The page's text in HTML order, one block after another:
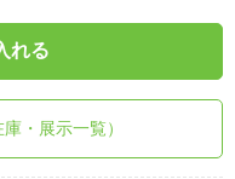
れる
・展示一覧）